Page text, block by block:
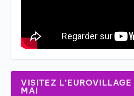
VISITEZ
MAI